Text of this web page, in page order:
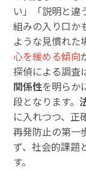
い」「説明と違
組みの入り口か
ような見慣れた
心を緩める傾向
探偵による調査
関係性を明らか
段となります。
に入れつつ、正
再発防止の第一
ず、社会的課題
す。